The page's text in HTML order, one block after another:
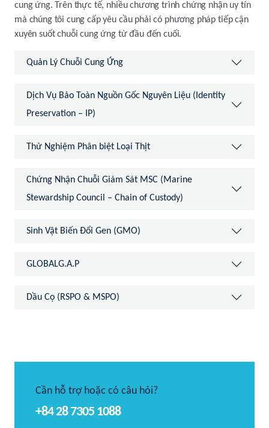
cung ứng. Trên thực tế, nhiều chương trình chứng nhận uy tín
mà chúng tôi cung cấp yêu cầu phải có phương pháp tiếp cận
xuyên suốt chuỗi cung ứng từ đầu đến cuối.
Quản Lý Chuỗi Cung Ứng
Dịch Vụ Bảo Toàn Nguồn Gốc Nguyên Liệu (Identity
Preservation – IP)
Thử Nghiệm Phân biệt Loại Thịt
Chứng Nhận Chuỗi Giám Sát MSC (Marine
Stewardship Council – Chain of Custody)
Sinh Vật Biến Đổi Gen (GMO)
GLOBALG.A.P
Dầu Cọ (RSPO & MSPO)
Cần hỗ trợ hoặc có câu hỏi?
+84 28 7305 1088